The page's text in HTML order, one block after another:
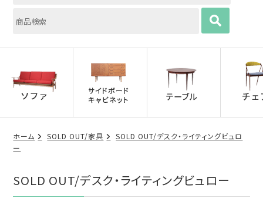
ホーム SOLD OUT/家具
SOLD OUT/デスク・ライティングビュロ
ー
SOLD OUT/デスク・ライティングビュロー